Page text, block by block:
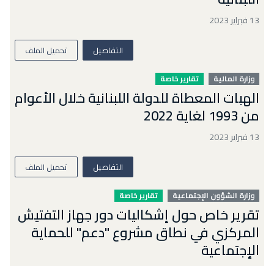
13 فبراير 2023
التفاصيل تحميل الملف
وزارة المالية تقارير خاصة
الهبات المعطاة للدولة اللبنانية خلال الأعوام
من 1993 لغاية 2022
13 فبراير 2023
التفاصيل تحميل الملف
وزارة الشؤون الإجتماعية تقارير خاصة
تقرير خاص حول إشكاليات دور جهاز التفتيش
المركزي في نطاق مشروع "دعم" للحماية
الإجتماعية